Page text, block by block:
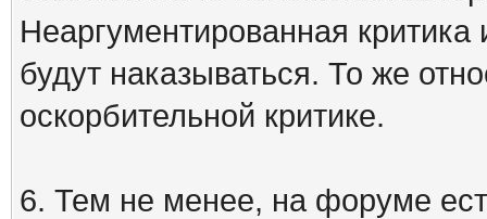
Неаргументированная
будут наказываться. То же
оскорбительной критике.
6. Тем не менее, на форуме